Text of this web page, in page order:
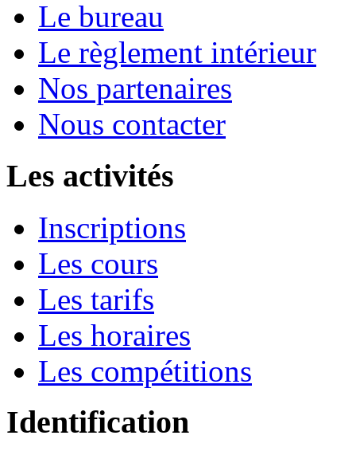
Le bureau
Le règlement intérieur
Nos partenaires
Nous contacter
Les activités
Inscriptions
Les cours
Les tarifs
Les horaires
Les compétitions
Identification